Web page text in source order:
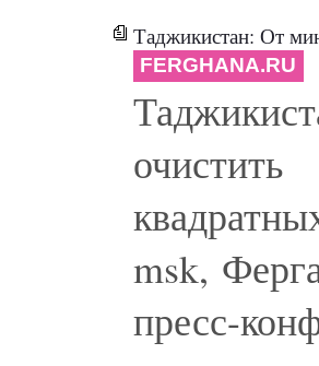
Таджикистан: От мин
FERGHANA.RU
msk,
пресс-